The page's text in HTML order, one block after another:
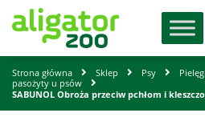
Strona główna Sklep Psy
pasożyty u psów
SABUNOL Obroża przeciw pchłom i